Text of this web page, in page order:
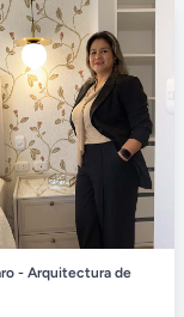
- Arquitectura de